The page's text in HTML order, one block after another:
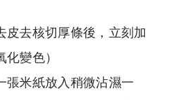
皮去核切厚條後，立刻加
變色）
張米紙放入稍微沾濕一